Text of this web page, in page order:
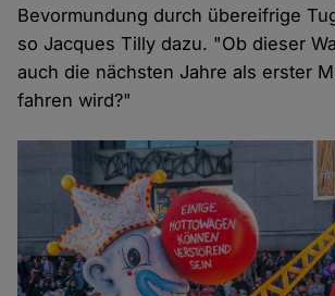
Bevormundung durch übereifrige
so Jacques Tilly dazu. "Ob dieser
auch die nächsten Jahre als erster
fahren wird?"